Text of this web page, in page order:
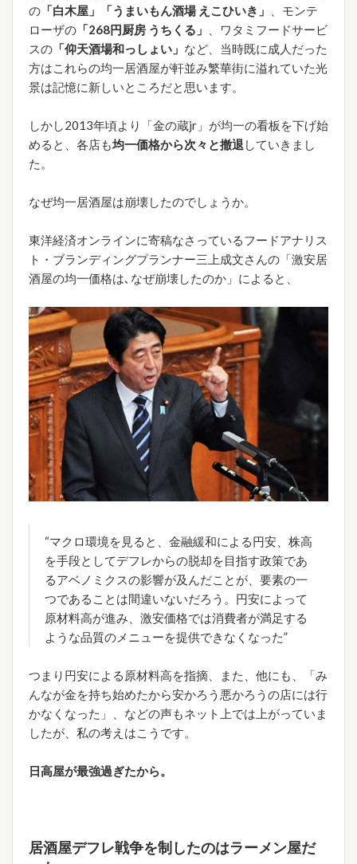
の 「白木屋」「うまいもん酒場 えこひいき」
、モンテ
ローザの 「268円厨房 うちくる」
、ワタミフードサービ
スの 「仰天酒場和っしょい」 など、当時既に成人だった
方はこれらの均一居酒屋が軒並み繁華街に溢れていた光
景は記憶に新しいところだと思います。
しかし2013年頃より「金の蔵jr」が均一の看板を下げ始
めると、各店も均一価格から次々と撤退 していきまし
た。
なぜ均一居酒屋は崩壊したのでしょうか。
東洋経済オンラインに寄稿なさっているフードアナリス
ト・ブランディングプランナー三上成文さんの「激安居
酒屋の均一価格は､なぜ崩壊したのか」によると、
“マクロ環境を見ると、金融緩和による円安、株高
を手段としてデフレからの脱却を目指す政策であ
るアベノミクスの影響が及んだことが、要素の一
つであることは間違いないだろう。円安によって
原材料高が進み、激安価格では消費者が満足する
ような品質のメニューを提供できなくなった”
つまり円安による原材料高を指摘、また、他にも、「み
んなが金を持ち始めたから安かろう悪かろうの店には行
かなくなった」、などの声もネット上では上がっていま
したが、私の考えはこうです。
日高屋が最強過ぎたから。
居酒屋デフレ戦争を制したのはラーメン屋だ